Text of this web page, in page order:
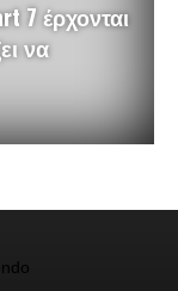
7 έρχονται
να